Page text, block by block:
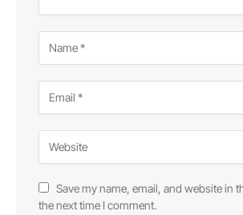
Save my name, email, and website in
the next time I comment.